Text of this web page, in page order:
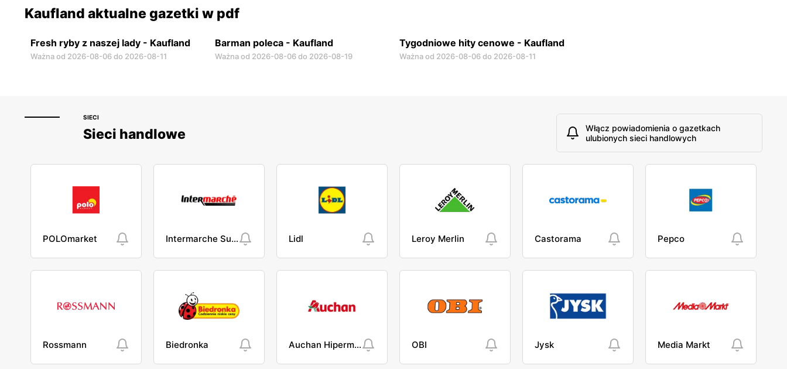
Kaufland aktualne gazetki w pdf
Fresh ryby z naszej lady - Kaufland
Ważna od 2026-08-06 do 2026-08-11
Barman poleca - Kaufland
Ważna od 2026-08-06 do 2026-08-19
Tygodniowe hity cenowe - Kaufland
Ważna od 2026-08-06 do 2026-08-11
SIECI
Sieci handlowe
Włącz powiadomienia o gazetkach
ulubionych sieci handlowych
POLOmarket Intermarche Super Lidl Leroy Merlin Castorama Pepco
Rossmann Biedronka Auchan Hipermarket OBI Jysk Media Markt